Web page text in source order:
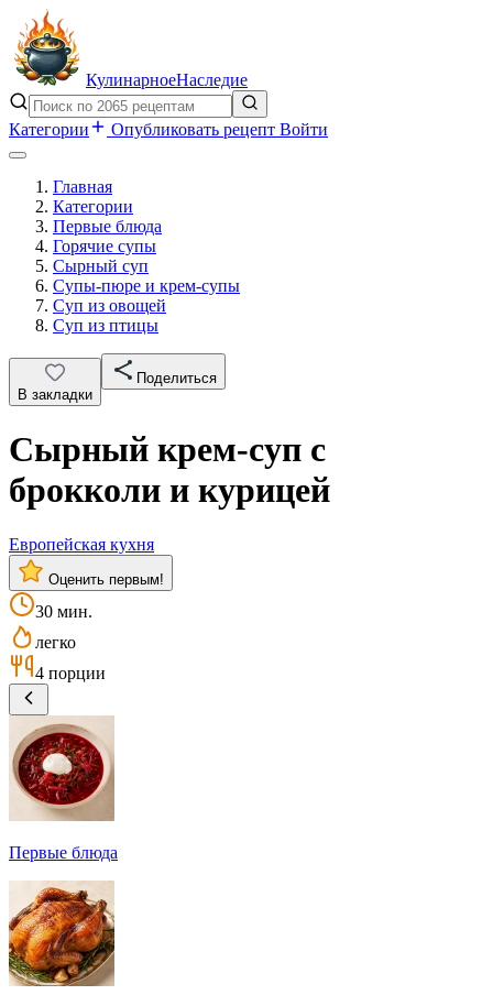
КулинарноеНаследие
Категории Опубликовать рецепт Войти
Главная
Категории
Первые блюда
Горячие супы
Сырный суп
Супы-пюре и крем-супы
Суп из овощей
Суп из птицы
В закладки
Поделиться
Сырный крем-суп с
брокколи и курицей
Европейская кухня
Оценить первым!
30 мин.
легко
4 порции
Первые блюда